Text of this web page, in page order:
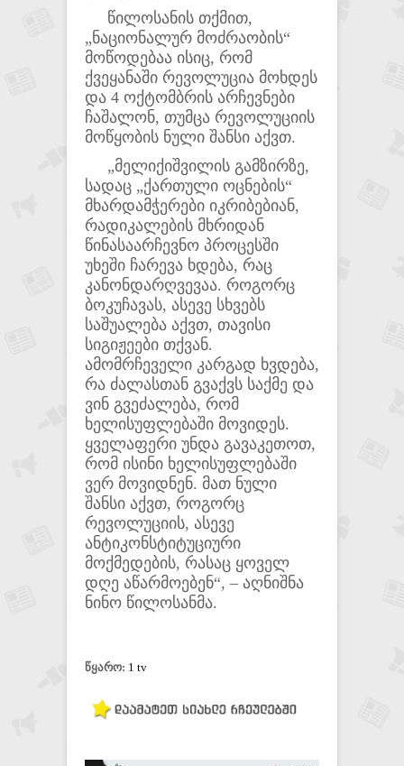
წილოსანის თქმით,
„ნაციონალურ მოძრაობის“
მოწოდებაა ისიც, რომ
ქვეყანაში რევოლუცია მოხდეს
და 4 ოქტომბრის არჩევნები
ჩაშალონ, თუმცა რევოლუციის
მოწყობის ნული შანსი აქვთ.
„მელიქიშვილის გამზირზე,
სადაც „ქართული ოცნების“
მხარდამჭერები იკრიბებიან,
რადიკალების მხრიდან
წინასაარჩევნო პროცესში
უხეში ჩარევა ხდება, რაც
კანონდარღვევაა. როგორც
ბოკუჩავას, ასევე სხვებს
საშუალება აქვთ, თავისი
სიგიჟეები თქვან.
ამომრჩეველი კარგად ხვდება,
რა ძალასთან გვაქვს საქმე და
ვინ გვეძალება, რომ
ხელისუფლებაში მოვიდეს.
ყველაფერი უნდა გავაკეთოთ,
რომ ისინი ხელისუფლებაში
ვერ მოვიდნენ. მათ ნული
შანსი აქვთ, როგორც
რევოლუციის, ასევე
ანტიკონსტიტუციური
მოქმედების, რასაც ყოველ
დღე აწარმოებენ“, – აღნიშნა
ნინო წილოსანმა.
წყარო: 1 tv